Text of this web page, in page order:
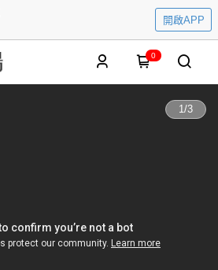
開啟APP
0
1/3